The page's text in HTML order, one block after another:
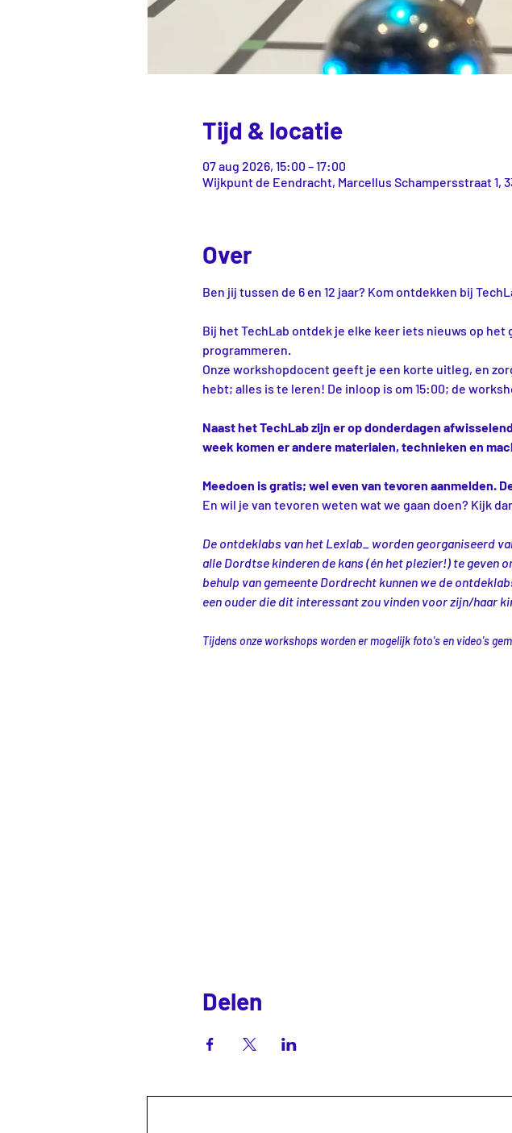
Tijd & locatie
07 aug 2026, 15:00 – 17:00
Wijkpunt de Eendracht, Marcellus Schampersstraat 1,
Over
Ben jij tussen de 6 en 12 jaar? Kom ontdekken bij
Bij het TechLab ontdek je elke keer iets nieuws op
programmeren.
Onze workshopdocent geeft je een korte uitleg, en
hebt; alles is te leren! De inloop is om 15:00; de
Naast het TechLab zijn er op donderdagen
week komen er andere materialen, technieken en
Meedoen is gratis; wel even van tevoren aanmelden.
En wil je van tevoren weten wat we gaan doen? Kijk
De ontdeklabs van het Lexlab_ worden georganiseerd
alle Dordtse kinderen de kans (én het plezier!) te geven
behulp van gemeente Dordrecht kunnen we de
een ouder die dit interessant zou vinden voor zijn/haar
Tijdens onze workshops worden er mogelijk foto's en video's
Delen